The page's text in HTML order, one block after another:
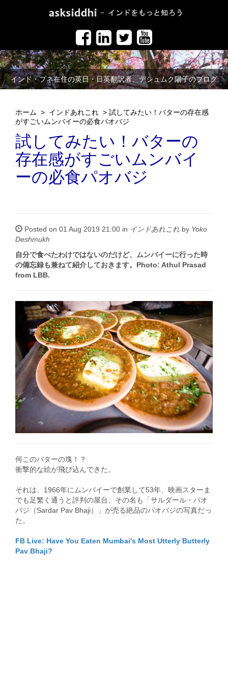
インド・プネ在住の英日・日英翻訳者、デシュムク陽子のブログ
ホーム > インドあれこれ > 試してみたい！バターの存在感
がすごいムンバイーの必食パオバジ
試してみたい！バターの
存在感がすごいムンバイ
ーの必食パオバジ
Posted on 01 Aug 2019 21:00 in インドあれこれ by Yoko
Deshmukh
自分で食べたわけではないのだけど、ムンバイーに行った時
の備忘録も兼ねて紹介しておきます。Photo: Athul Prasad
from LBB.
何このバターの塊！？
衝撃的な絵が飛び込んできた。
それは、1966年にムンバイーで創業して53年、映画スターま
でも足繁く通うと評判の屋台、その名も「サルダール・パオ
バジ（Sardar Pav Bhaji）」が売る絶品のパオバジの写真だっ
た。
FB Live: Have You Eaten Mumbai’s Most Utterly Butterly
Pav Bhaji?